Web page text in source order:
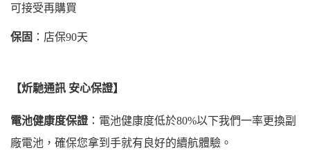
可接受再購買
保固 ：店保90天
【炘馳通訊 安心保證】
電池健康度保證 ：電池健康度低於80%以下我們一率更換副
廠電池，確保您拿到手就有良好的續航體驗。